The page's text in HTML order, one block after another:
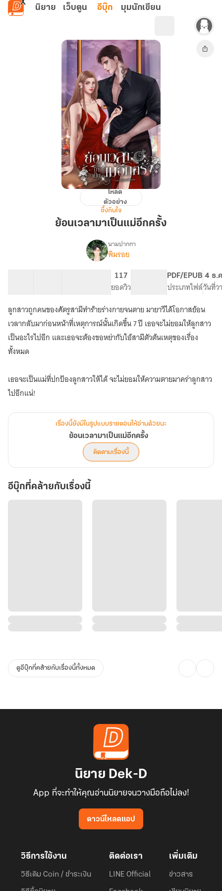
ข้ามไปยังเนื้อหาหลัก
นิยาย เว็บตูน อีบุ๊ก มุมนักเขียน
มา
โหลด
ตัวอย่าง
ซึ้งกินใจ
ย้อนเวลามาเป็นแม่อีกครั้ง
เรื่อง
เวลา
มา
เป็น
อีก
ครั้ง
นามปากกา
พิมรอย
117
ยอดวิว
PDF/EPUB
ประเภทไฟล์
4 ธ.
วันที่ว
ลูกสาวถูกคนของศัตรูสามีทำร้ายร่างกายจนตาย มายาวีได้โอกาสย้อน
เวลากลับมาก่อนหน้าที่เหตุการณ์นั้นเกิดขึ้น 7 ปี เธอจะไม่ยอมให้ลูกสาว
เป็นอะไรไปอีก และเธอจะต้องขอหย่ากับไอ้สามีตัวต้นเหตุของเรื่อง
ทั้งหมด
เธอจะเป็นแม่ที่ปกป้องลูกสาวให้ได้ จะไม่ยอมให้ความตายมาคร่าลูกสาว
ไปอีกแน่!
เรื่องนี้ยังมีในรูปแบบรายตอนให้อ่านด้วยนะ
ย้อนเวลามาเป็นแม่อีกครั้ง
ติดตามเรื่องนี้
อีบุ๊กที่คล้ายกับเรื่องนี้
ดูอีบุ๊กที่คล้ายกับเรื่องนี้ทั้งหมด
นิยาย Dek-D
App ที่จะทำให้คุณอ่านนิยายจนวางมือถือไม่ลง!
ดาวน์โหลดแอป
วิธีการใช้งาน
วิธีเติม Coin / ชำระเงิน
ติดต่อเรา
LINE Official
เพิ่มเติม
ข่าวสาร